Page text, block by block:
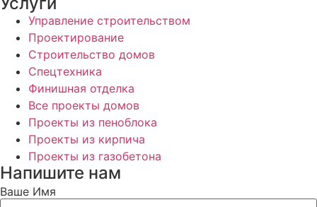
Управление строительством
Проектирование
Строительство домов
Спецтехника
Финишная отделка
Все проекты домов
Проекты из пеноблока
Проекты из кирпича
Проекты из газобетона
Напишите нам
Ваше Имя